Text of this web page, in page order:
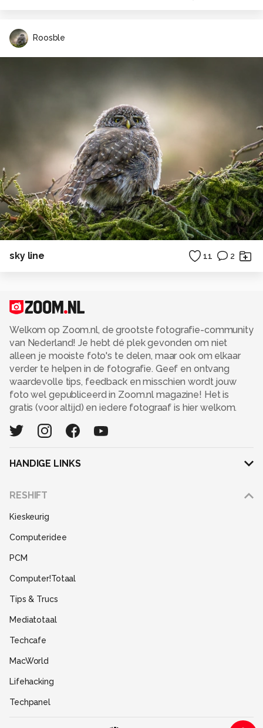
Roosble
sky line 11 2
Welkom op Zoom.nl, de grootste fotografie-community
van Nederland! Je hebt dé plek gevonden om niet
alleen je mooiste foto's te delen, maar ook om elkaar
verder te helpen in de fotografie. Geef en ontvang
waardevolle tips, feedback en misschien wordt jouw
foto wel gepubliceerd in Zoom.nl magazine! Het is
gratis (voor altijd) en iedere fotograaf is hier welkom.
HANDIGE LINKS
RESHIFT
Kieskeurig
Computeridee
PCM
Computer!Totaal
Tips & Trucs
Mediatotaal
Techcafe
MacWorld
Lifehacking
Techpanel